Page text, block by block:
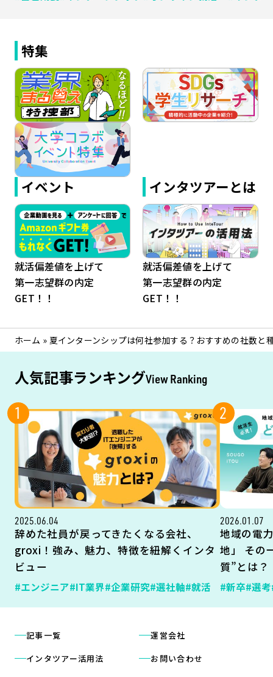
特集
イベント
就活偏差値を上げて
第一志望群の内定
GET！！
インタツアーとは
就活偏差値を上げて
第一志望群の内定
GET！！
ホーム » 夏インターンシップは何社参加する？おすすめの社数と
人気記事ランキングView Ranking
1
2025.06.04
辞めた社員が戻ってきたくなる会社、
groxi！強み、魅力、特徴を紐解くインタ
ビュー
#エンジニア#IT業界#企業研究#選社軸#就活
2
2026.01.07
地域の電
地」 その
質”とは？
#新卒#選考
記事一覧
インタツアー活用法
運営会社
お問い合わせ